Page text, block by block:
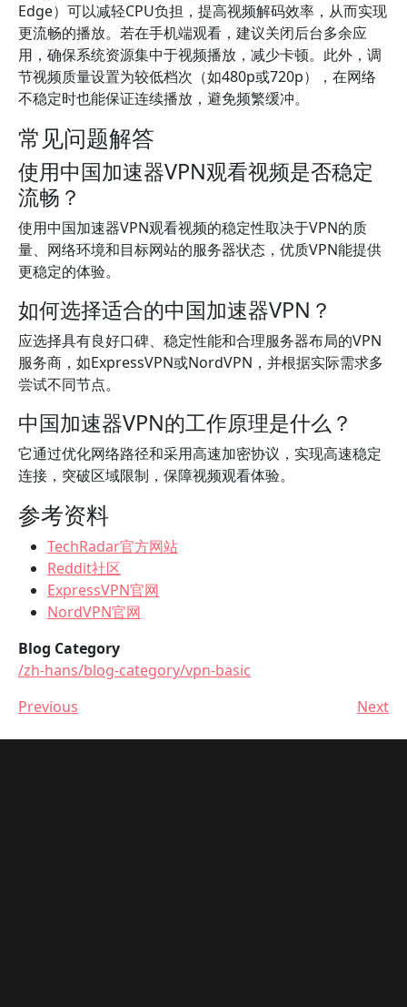
Edge）可以减轻CPU负担，提高视频解码效率，从而实现
更流畅的播放。若在手机端观看，建议关闭后台多余应
用，确保系统资源集中于视频播放，减少卡顿。此外，调
节视频质量设置为较低档次（如480p或720p），在网络
不稳定时也能保证连续播放，避免频繁缓冲。
常见问题解答
使用中国加速器VPN观看视频是否稳定
流畅？
使用中国加速器VPN观看视频的稳定性取决于VPN的质
量、网络环境和目标网站的服务器状态，优质VPN能提供
更稳定的体验。
如何选择适合的中国加速器VPN？
应选择具有良好口碑、稳定性能和合理服务器布局的VPN
服务商，如ExpressVPN或NordVPN，并根据实际需求多
尝试不同节点。
中国加速器VPN的工作原理是什么？
它通过优化网络路径和采用高速加密协议，实现高速稳定
连接，突破区域限制，保障视频观看体验。
参考资料
TechRadar官方网站
Reddit社区
ExpressVPN官网
NordVPN官网
Blog Category
/zh-hans/blog-category/vpn-basic
Previous
Next